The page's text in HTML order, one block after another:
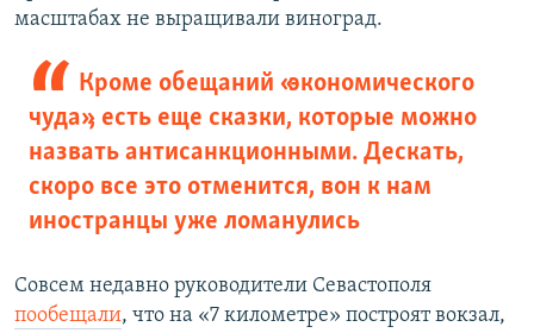
масштабах не выращивали виноград.
Кроме обещаний «экономического
чуда», есть еще сказки, которые можно
назвать антисанкционными. Дескать,
скоро все это отменится, вон к нам
иностранцы уже ломанулись
Совсем недавно руководители Севастополя
пообещали, что на «7 километре» построят вокзал,